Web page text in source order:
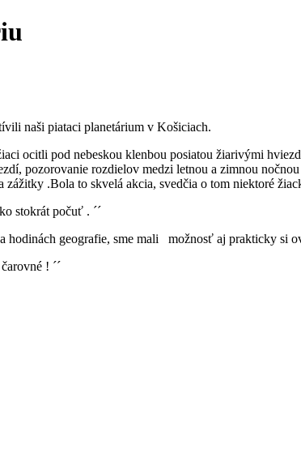
naši piataci planetárium v Košiciach.
ocitli pod nebeskou klenbou posiatou žiarivými
pozorovanie rozdielov medzi letnou a zimnou
zážitky .Bola to skvelá akcia, svedčia o tom niektoré
stokrát počuť . ´´
hodinách geografie, sme mali možnosť aj prakticky si
! ´´